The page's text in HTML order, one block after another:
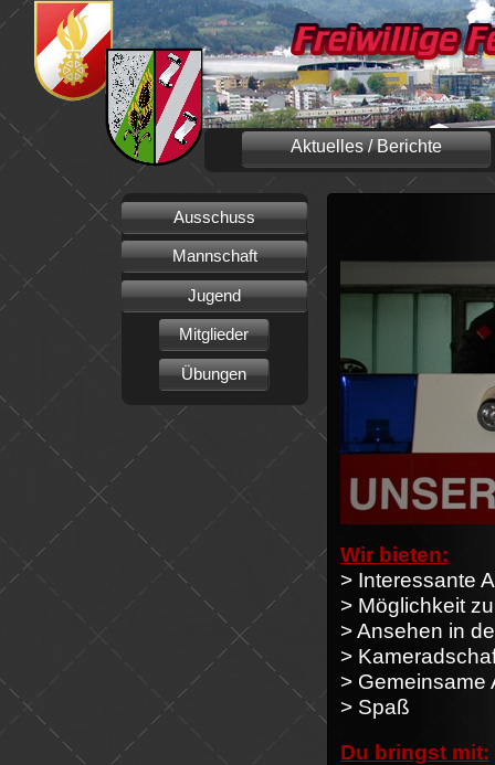
Aktuelles / Berichte
Wir bieten:
> Interessante
> Möglichkeit
> Ansehen in
>
> Gemeinsame
> Spaß
Du bringst mit:
Ausschuss
Mannschaft
Jugend
Mitglieder
Übungen